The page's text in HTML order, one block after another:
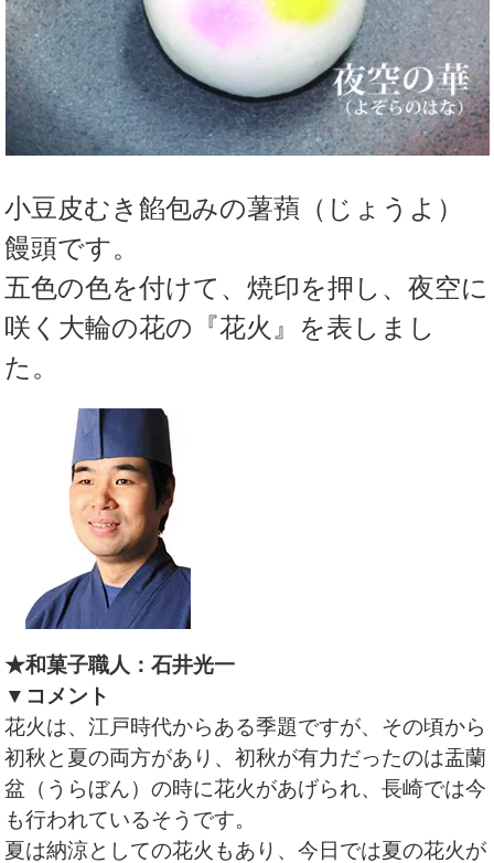
小豆皮むき餡包みの薯蕷（じょうよ）
饅頭です。
五色の色を付けて、焼印を押し、夜空に
咲く大輪の花の『花火』を表しまし
た。
★和菓子職人：石井光一
▼コメント
花火は、江戸時代からある季題ですが、その頃から
初秋と夏の両方があり、初秋が有力だったのは盂蘭
盆（うらぼん）の時に花火があげられ、長崎では今
も行われているそうです。
夏は納涼としての花火もあり、今日では夏の花火が